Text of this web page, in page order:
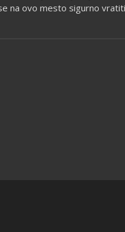
na ovo mesto sigurno